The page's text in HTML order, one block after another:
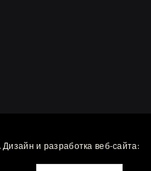
Дизайн и разработка веб-сайта: